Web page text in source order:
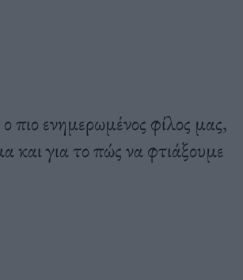
πιο ενημερωμένος φίλος μας,
και για το πώς να φτιάξουμε